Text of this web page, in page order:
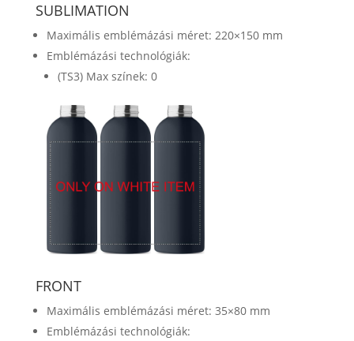
SUBLIMATION
Maximális emblémázási méret: 220×150 mm
Emblémázási technológiák:
(TS3) Max színek: 0
FRONT
Maximális emblémázási méret: 35×80 mm
Emblémázási technológiák: